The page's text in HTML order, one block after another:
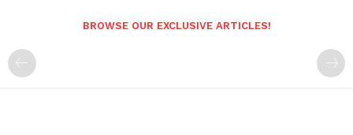
BROWSE OUR EXCLUSIVE ARTICLES!